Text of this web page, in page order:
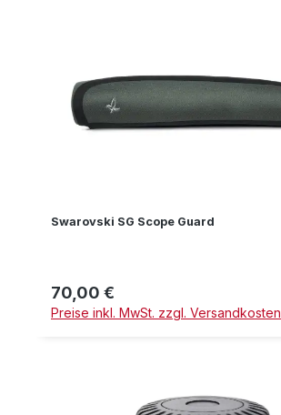
Swarovski SG Scope Guard
Regulärer Preis:
70,00 €
Preise inkl. MwSt. zzgl. Versandkosten